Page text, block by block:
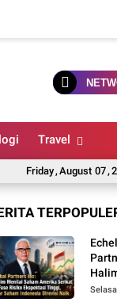
Travel
Friday,August 07,
Latih Timnas